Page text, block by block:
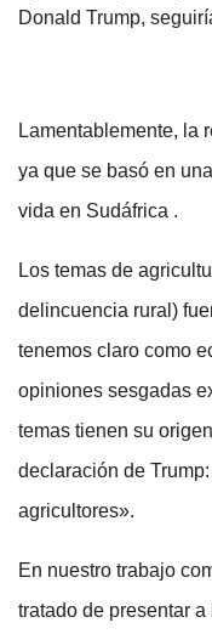
Donald Trump,
Lamentablemente, la
ya que se basó en
vida en Sudáfrica .
Los temas de
delincuencia rural)
tenemos claro como
opiniones sesgadas
temas tienen su
declaración de
agricultores».
En nuestro trabajo
tratado de presentar